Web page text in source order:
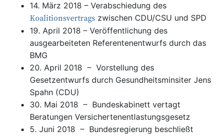
14. März 2018 – Verabschiedung des
Koalitionsvertrags zwischen CDU/CSU und SPD
19. April 2018 – Veröffentlichung des
ausgearbeiteten Referentenentwurfs durch das
BMG
20. April 2018 – Vorstellung des
Gesetzentwurfs durch Gesundheitsminsiter Jens
Spahn (CDU)
30. Mai 2018 – Bundeskabinett vertagt
Beratungen Versichertenentlastungsgesetz
5. Juni 2018 – Bundesregierung beschließt